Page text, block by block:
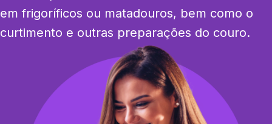
em frigoríficos ou matadouros, bem como o
curtimento e outras preparações do couro.